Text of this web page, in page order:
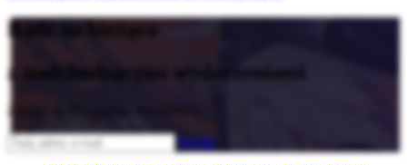
Bądź na bieżąco
z nadchodzącymi wydarzeniami
Wyślij